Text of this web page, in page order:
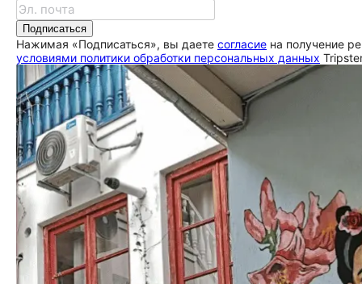
Подписаться
Нажимая «Подписаться», вы даете согласие на получение
условиями политики обработки персональных данных